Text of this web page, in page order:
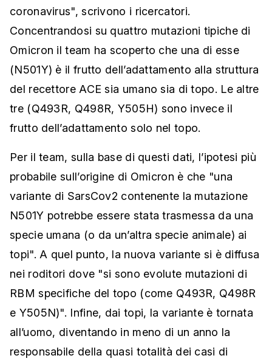
coronavirus", scrivono i ricercatori.
Concentrandosi su quattro mutazioni tipiche di
Omicron il team ha scoperto che una di esse
(N501Y) è il frutto dell’adattamento alla struttura
del recettore ACE sia umano sia di topo. Le altre
tre (Q493R, Q498R, Y505H) sono invece il
frutto dell’adattamento solo nel topo.
Per il team, sulla base di questi dati, l’ipotesi più
probabile sull’origine di Omicron è che "una
variante di SarsCov2 contenente la mutazione
N501Y potrebbe essere stata trasmessa da una
specie umana (o da un’altra specie animale) ai
topi". A quel punto, la nuova variante si è diffusa
nei roditori dove "si sono evolute mutazioni di
RBM specifiche del topo (come Q493R, Q498R
e Y505N)". Infine, dai topi, la variante è tornata
all’uomo, diventando in meno di un anno la
responsabile della quasi totalità dei casi di